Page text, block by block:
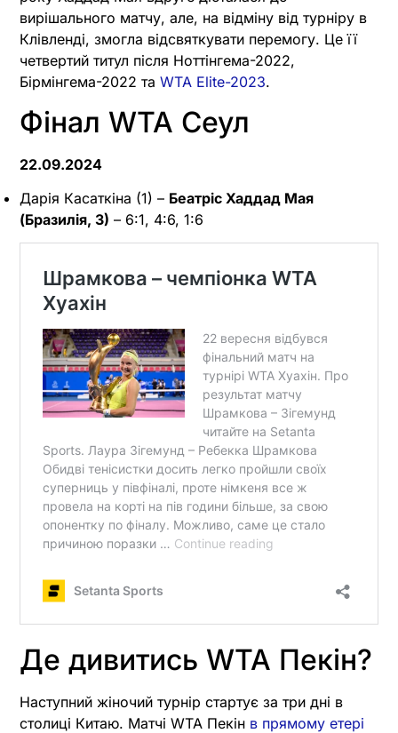
вирішального матчу, але, на відміну від турніру в
Клівленді, змогла відсвяткувати перемогу. Це її
четвертий титул після Ноттінгема-2022,
Бірмінгема-2022 та WTA Elite-2023.
Фінал WTA Сеул
22.09.2024
Дарія Касаткіна (1) – Беатріс Хаддад Мая
(Бразилія, 3) – 6:1, 4:6, 1:6
Де дивитись WTA Пекін?
Наступний жіночий турнір стартує за три дні в
столиці Китаю. Матчі WTA Пекін в прямому етері